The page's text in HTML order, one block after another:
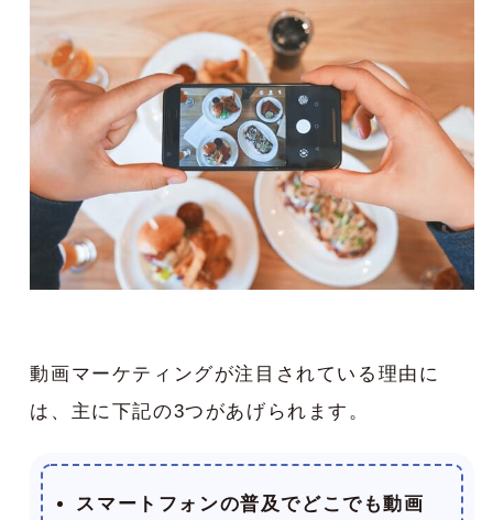
動画マーケティングが注目されている理由に
は、主に下記の3つがあげられます。
スマートフォンの普及でどこでも動画